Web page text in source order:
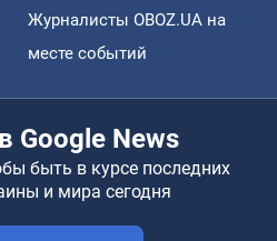
Журналисты OBOZ.UA на
месте событий
Google News
быть в курсе последних
и мира сегодня